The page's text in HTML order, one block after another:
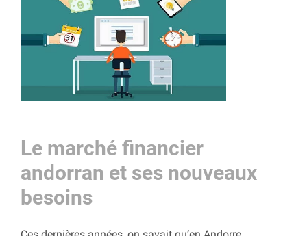
Le marché financier
andorran et ses nouveaux
besoins